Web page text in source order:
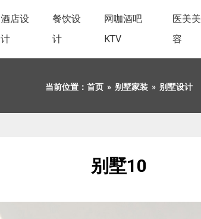
酒店设
计
餐饮设
计
网咖酒吧
KTV
医美美
容
当前位置： 首页 » 别墅家装 » 别墅设计
别墅10